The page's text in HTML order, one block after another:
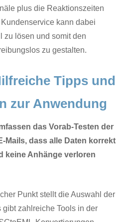
plus die Reaktionszeiten
kann dabei
zu lösen und somit den
zu gestalten.
Tipps und
zur Anwendung
das Vorab-Testen der
Mails, dass alle Daten korrekt
keine Anhänge verloren
Punkt stellt die Auswahl der
zahlreiche Tools in der